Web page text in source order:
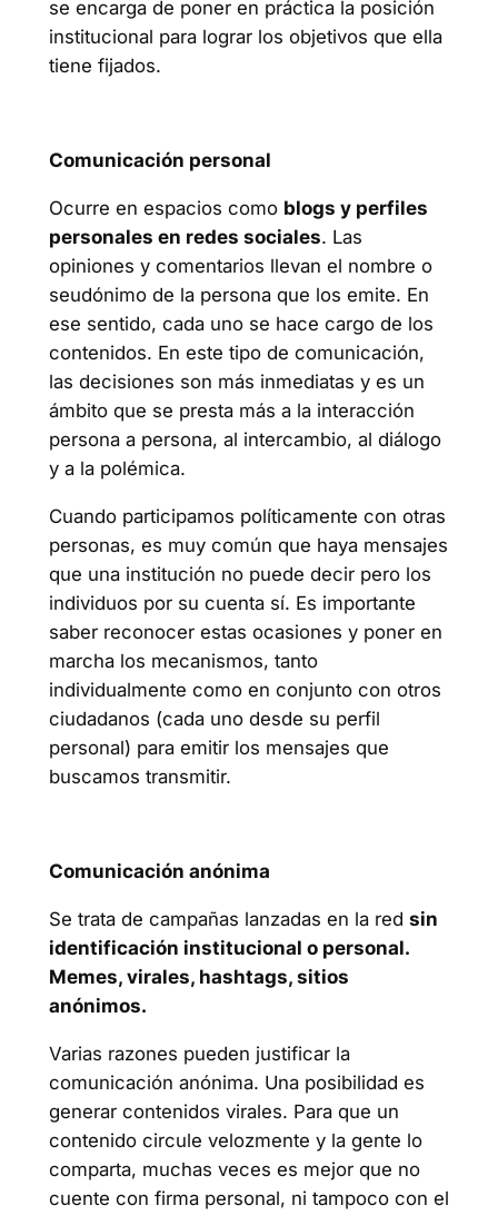
se encarga de poner en práctica la posición
institucional para lograr los objetivos que ella
tiene fijados.
Comunicación personal
Ocurre en espacios como blogs y perfiles
personales en redes sociales. Las
opiniones y comentarios llevan el nombre o
seudónimo de la persona que los emite. En
ese sentido, cada uno se hace cargo de los
contenidos. En este tipo de comunicación,
las decisiones son más inmediatas y es un
ámbito que se presta más a la interacción
persona a persona, al intercambio, al diálogo
y a la polémica.
Cuando participamos políticamente con otras
personas, es muy común que haya mensajes
que una institución no puede decir pero los
individuos por su cuenta sí. Es importante
saber reconocer estas ocasiones y poner en
marcha los mecanismos, tanto
individualmente como en conjunto con otros
ciudadanos (cada uno desde su perfil
personal) para emitir los mensajes que
buscamos transmitir.
Comunicación anónima
Se trata de campañas lanzadas en la red sin
identificación institucional o personal.
Memes, virales, hashtags, sitios
anónimos.
Varias razones pueden justificar la
comunicación anónima. Una posibilidad es
generar contenidos virales. Para que un
contenido circule velozmente y la gente lo
comparta, muchas veces es mejor que no
cuente con firma personal, ni tampoco con el